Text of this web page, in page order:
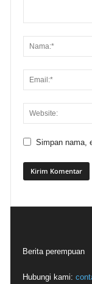
Simpan nama,
Berita perempuan
Hubungi kami: